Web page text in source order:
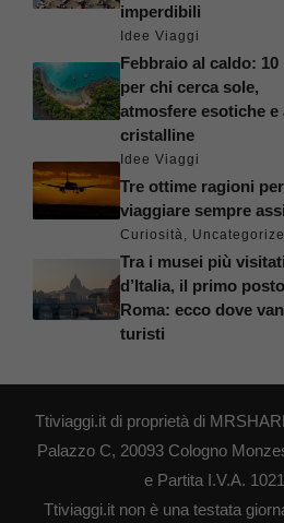
imperdibili
Idee Viaggi
Febbraio al caldo: 10
per chi cerca sole,
atmosfere esotiche e
cristalline
Idee Viaggi
Tre ottime ragioni per
viaggiare sempre
Curiosità,
Tra i musei più visitati
d’Italia, il primo
Roma: ecco dove
turisti
Ttiviaggi.it di proprietà di
Palazzo C, 20093 Cologno
e Partita I.V.A.
Ttiviaggi.it non è una testata